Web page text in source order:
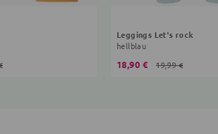
Leggings Let's rock
hellblau
18,90 € 19,99 €